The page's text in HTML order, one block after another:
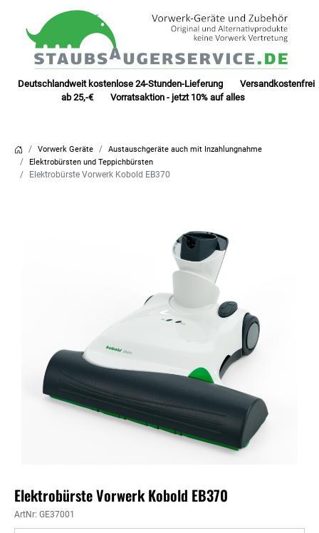
Deutschlandweit kostenlose 24-Stunden-Lieferung Versandkostenfrei
ab 25,-€ Vorratsaktion - jetzt 10% auf alles
Vorwerk Geräte
Austauschgeräte auch mit Inzahlungnahme
Elektrobürsten und Teppichbürsten
Elektrobürste Vorwerk Kobold EB370
Elektrobürste Vorwerk Kobold EB370
ArtNr: GE37001